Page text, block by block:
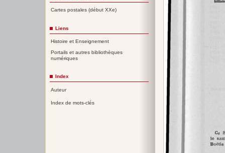
Cartes postales (début XXe)
Liens
Histoire et Enseignement
Portails et autres bibliothèques
numériques
Index
Auteur
Index de mots-clés